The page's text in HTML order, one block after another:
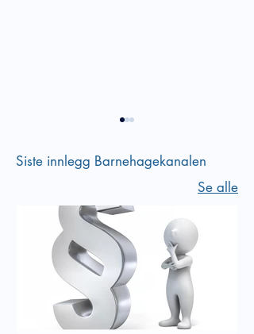
Verktøy i arbeidet med
psykososialt
barnehagemiljø
Siste innlegg Barnehagekanalen
Se alle